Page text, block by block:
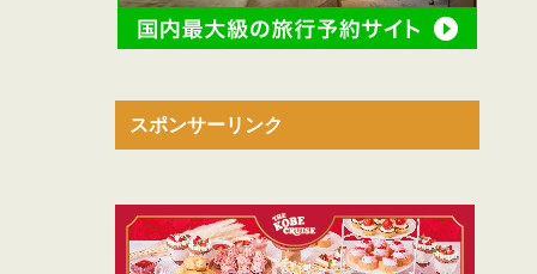
スポンサーリンク